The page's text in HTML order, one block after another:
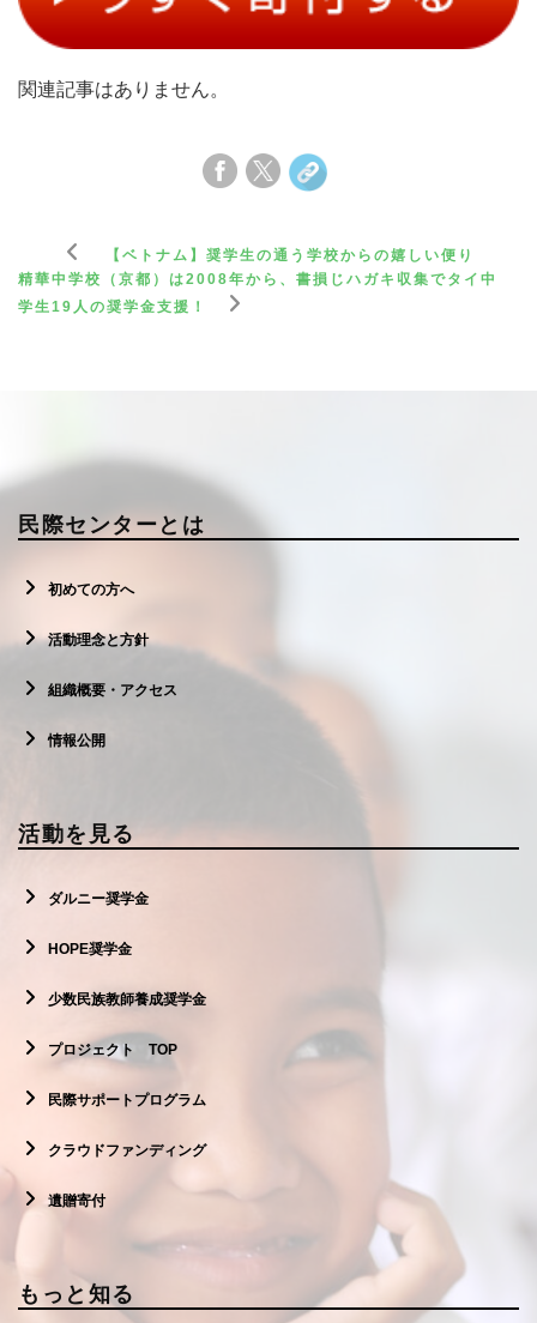
関連記事はありません。
【ベトナム】奨学生の通う学校からの嬉しい便り
精華中学校（京都）は2008年から、書損じハガキ収集でタイ中
学生19人の奨学金支援！
民際センターとは
初めての方へ
活動理念と方針
組織概要・アクセス
情報公開
活動を見る
ダルニー奨学金
HOPE奨学金
少数民族教師養成奨学金
プロジェクト TOP
民際サポートプログラム
クラウドファンディング
遺贈寄付
もっと知る